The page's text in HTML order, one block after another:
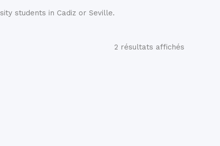
students in Cadiz or Seville.
2 résultats affichés